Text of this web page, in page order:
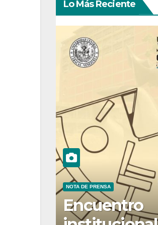
Lo Más Reciente
NOTA DE PRENSA
Encuentro